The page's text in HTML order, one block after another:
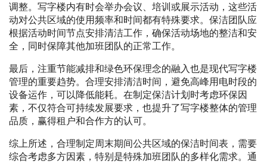
调整。写字楼内有时会举办会议、培训或展示活动，这些活
动对公共区域的使用频率和时间都有特殊要求。保洁团队应
根据活动时间节点安排清洁工作，确保活动场地的整洁和安
全，同时保障其他加班团队的正常工作。
最后，注重节能减排和绿色环保理念的融入也是现代写字楼
管理的重要趋势。合理安排清洁时间，避免高峰用电时段的
设备运作，可以降低能耗。在制定保洁计划时考虑环保因
素，不仅符合可持续发展要求，也提升了写字楼整体的管理
品质，赢得租户和合作方的认可。
综上所述，合理制定周末期间公共区域的保洁时间表，需要
综合考虑多方因素，特别是特殊加班团队的多样化需求。通